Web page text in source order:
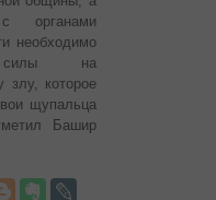
органами
необходимо
силы на
злу, которое
щупальца
Башир